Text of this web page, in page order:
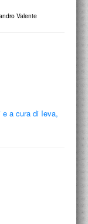
Valente
e a cura di Ieva,